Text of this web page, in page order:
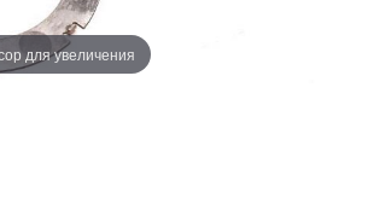
для увеличения